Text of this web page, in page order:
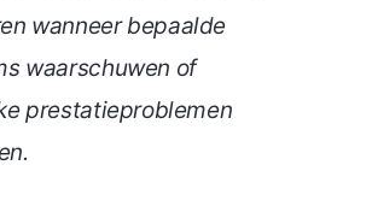
wanneer bepaalde
waarschuwen of
prestatieproblemen